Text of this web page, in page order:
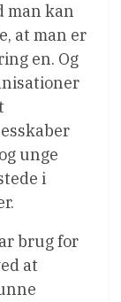
man kan
at man er
en. Og
unge
i
brug for
at